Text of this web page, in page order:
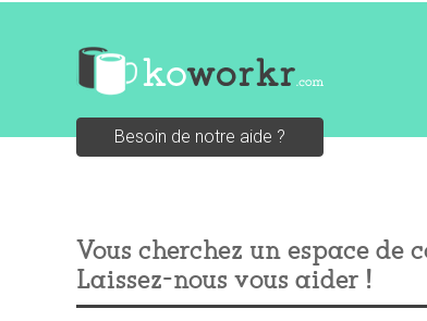
Besoin de notre aide ?
Vous cherchez un espace de
Laissez-nous vous aider !